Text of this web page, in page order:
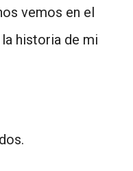
vemos en el
historia de mi